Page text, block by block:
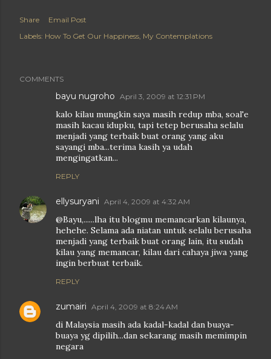
Share
Email Post
Labels: How To Get Our Happiness My Contemplations
COMMENTS
bayu nugroho April 3, 2009 at 12:31 PM
kalo kilau mungkin saya masih redup mba, soal'e
masih kacau idupku, tapi tetep berusaha selalu
menjadi yang terbaik buat orang yang aku
sayangi mba...terima kasih ya udah
mengingatkan...
REPLY
ellysuryani April 4, 2009 at 4:32 AM
@Bayu,......lha itu blogmu memancarkan kilaunya,
hehehe. Selama ada niatan untuk selalu berusaha
menjadi yang terbaik buat orang lain, itu sudah
kilau yang memancar, kilau dari cahaya jiwa yang
ingin berbuat terbaik.
REPLY
zumairi April 4, 2009 at 8:24 AM
di Malaysia masih ada kadal-kadal dan buaya-
buaya yg dipilih...dan sekarang masih memimpin
negara